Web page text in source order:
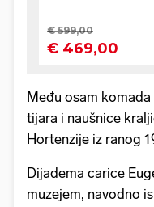
Među osam
tijara i naušnice
Hortenzije iz ranog
Dijadema carice
muzejem, navodno